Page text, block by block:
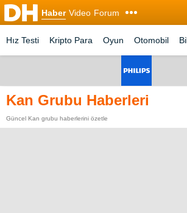
Haber Video Forum
Hız Testi Kripto Para Oyun Otomobil
Kan Grubu Haberleri
Güncel Kan grubu haberlerini özetle